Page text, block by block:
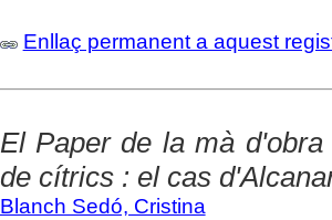
Enllaç permanent a aquest
El Paper de la mà
de cítrics : el cas
Blanch Sedó, Cristina